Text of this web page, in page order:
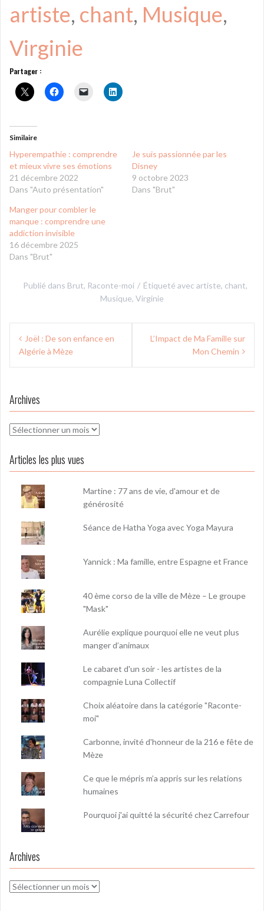
artiste, chant, Musique
Virginie
Partager :
Similaire
Hyperempathie : comprendre
et mieux vivre ses émotions
21 décembre 2022
Dans "Auto présentation"
Je suis passionnée par les
Disney
9 octobre 2023
Dans "Brut"
Manger pour combler le
manque : comprendre une
addiction invisible
16 décembre 2025
Dans "Brut"
Publié dans Brut, Raconte-moi Étiqueté avec artiste, chant,
Musique, Virginie
Navigation
de Joël : De son enfance en
Algérie à Mèze
L’Impact de Ma Famille sur
Mon Chemin
Archives
Archives
Articles les plus vues
Martine : 77 ans de vie, d'amour et de
générosité
Séance de Hatha Yoga avec Yoga Mayura
Yannick : Ma famille, entre Espagne et France
40 ème corso de la ville de Mèze – Le groupe
"Mask"
Aurélie explique pourquoi elle ne veut plus
manger d’animaux
Le cabaret d'un soir - les artistes de la
compagnie Luna Collectif
Choix aléatoire dans la catégorie "Raconte-
moi"
Carbonne, invité d'honneur de la 216 e fête de
Mèze
Ce que le mépris m’a appris sur les relations
humaines
Pourquoi j'ai quitté la sécurité chez Carrefour
Archives
Archives